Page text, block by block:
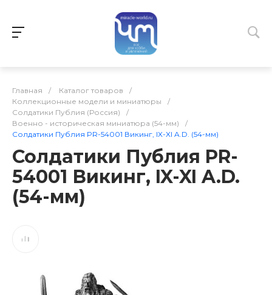
Главная / Каталог товаров
/
Коллекционные модели и миниатюры
/
Солдатики Публия (Россия)
/
Военно - историческая миниатюра (54-мм)
/
Солдатики Публия PR-54001 Викинг, IX-XI A.D. (54-мм)
Солдатики Публия PR-
54001 Викинг, IX-XI A.D.
(54-мм)